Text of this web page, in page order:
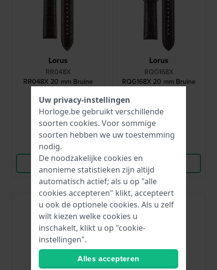
Lorus
RR048X
RR048X 20 mm Bruine
leren band
€ 25,-
● Op voorraad
Vergelijk
Bekijk Product
Lorus
RQG168X
RQG168X 20 mm Bruine
leren band
€ 22,-
● Op voorraad
Bekijk Product
Uw privacy-instellingen
Horloge.be gebruikt verschillende
soorten cookies. Voor sommige
soorten hebben we uw toestemming
nodig.
De noodzakelijke cookies en
anonieme statistieken zijn altijd
automatisch actief; als u op "alle
cookies accepteren" klikt, accepteert
u ook de optionele cookies. Als u zelf
wilt kiezen welke cookies u
inschakelt, klikt u op "cookie-
instellingen".
Alles accepteren